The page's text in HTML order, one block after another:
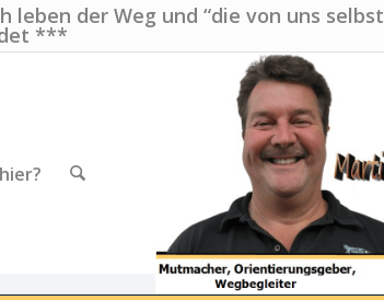
der Weg und “die von uns selbst
***